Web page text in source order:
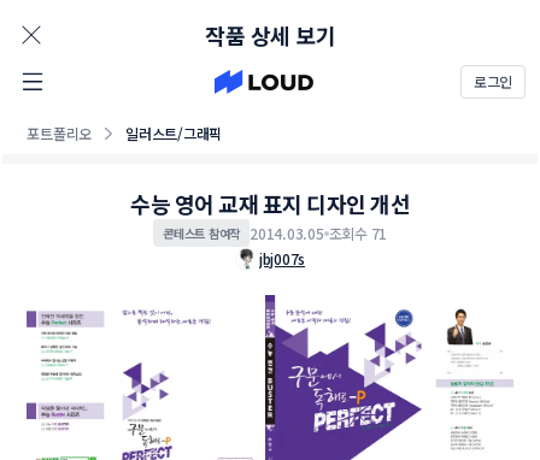
로그인
포트폴리오 일러스트/그래픽
작품 상세 보기
수능 영어 교재 표지 디자인 개선
콘테스트 참여작 2014.03.05 조회수 71
jbj007s